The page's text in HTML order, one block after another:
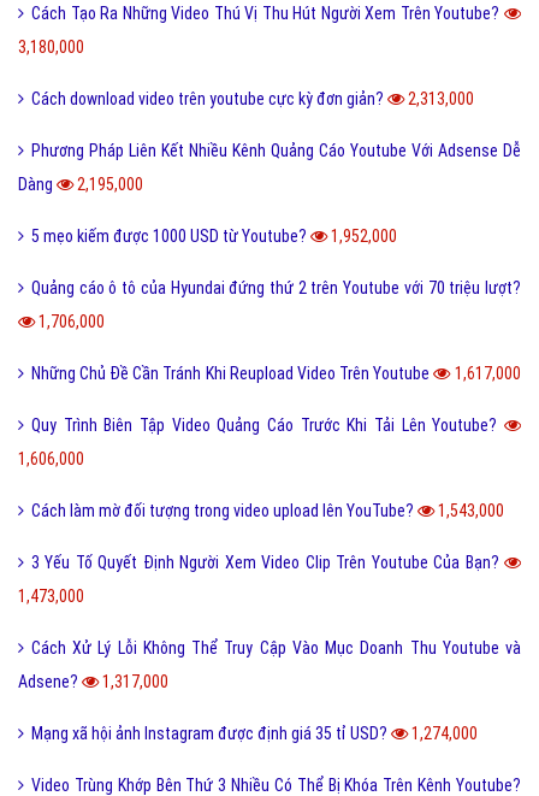
Cách Tạo Ra Những Video Thú Vị Thu Hút Người Xem Trên Youtube?
3,180,000
Cách download video trên youtube cực kỳ đơn giản? 2,313,000
Phương Pháp Liên Kết Nhiều Kênh Quảng Cáo Youtube Với Adsense Dễ
Dàng
2,195,000
5 mẹo kiếm được 1000 USD từ Youtube? 1,952,000
Quảng cáo ô tô của Hyundai đứng thứ 2 trên Youtube với 70 triệu lượt?
1,706,000
Những Chủ Đề Cần Tránh Khi Reupload Video Trên Youtube 1,617,000
Quy Trình Biên Tập Video Quảng Cáo Trước Khi Tải Lên Youtube?
1,606,000
Cách làm mờ đối tượng trong video upload lên YouTube? 1,543,000
3 Yếu Tố Quyết Định Người Xem Video Clip Trên Youtube Của Bạn?
1,473,000
Cách Xử Lý Lỗi Không Thể Truy Cập Vào Mục Doanh Thu Youtube và
Adsene?
1,317,000
Mạng xã hội ảnh Instagram được định giá 35 tỉ USD? 1,274,000
Video Trùng Khớp Bên Thứ 3 Nhiều Có Thể Bị Khóa Trên Kênh Youtube?